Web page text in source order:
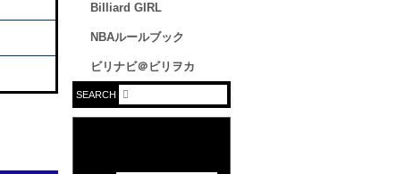
Billiard GIRL
NBAルールブック
ビリナビ＠ビリヲカ
SEARCH